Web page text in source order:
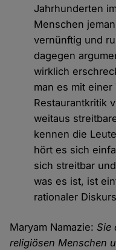
Jahrhunderten
Menschen
vernünftig und
dagegen
wirklich
man es mit
Restaurantkritik
weitaus
kennen die
hört es sich
sich streitbar
was es ist, ist
rationaler
Maryam Namazie:Sie
religiösen Menschen